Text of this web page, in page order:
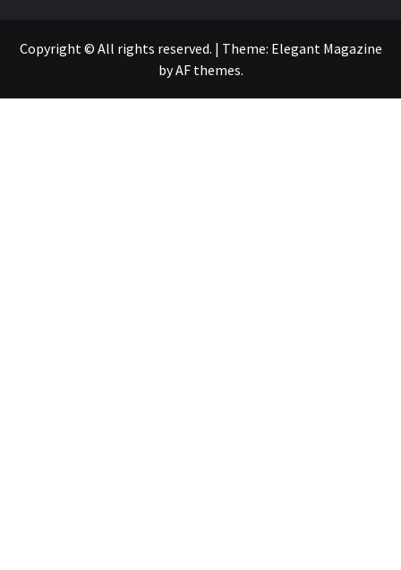
Copyright © All rights reserved. | Theme: Elegant Magazine
byAF themes.